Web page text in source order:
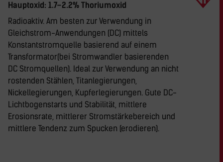
Hauptoxid: 1.7–2.2% Thoriumoxid
Radioaktiv. Am besten zur Verwendung in
Gleichstrom-Anwendungen (DC) mittels
Konstantstromquelle basierend auf einem
Transformator(bei Stromwandler basierenden
DC Stromquellen). Ideal zur Verwendung an nicht
rostenden Stählen, Titanlegierungen,
Nickellegierungen, Kupferlegierungen. Gute DC-
Lichtbogenstarts und Stabilität, mittlere
Erosionsrate, mittlerer Stromstärkebereich und
mittlere Tendenz zum Spucken (erodieren).